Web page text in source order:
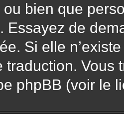
bien que
Essayez de
Si elle
traduction. Vous
phpBB (voir le